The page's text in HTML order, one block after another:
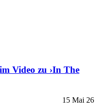
Video zu ›In The
15 Mai 26